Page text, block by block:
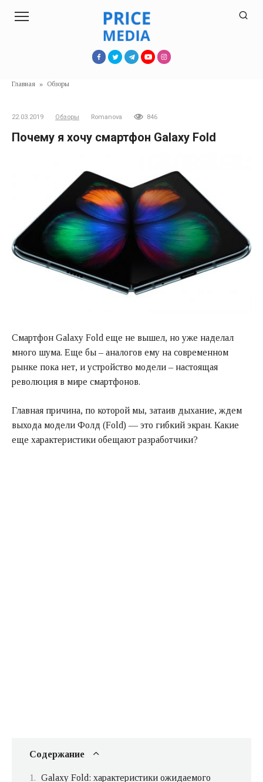
Главная » Обзоры
22.03.2019 Обзоры Romanova 846
Почему я хочу смартфон Galaxy Fold
Смартфон Galaxy Fold еще не вышел, но уже наделал
много шума. Еще бы – аналогов ему на современном
рынке пока нет, и устройство модели – настоящая
революция в мире смартфонов.
Главная причина, по которой мы, затаив дыхание, ждем
выхода модели Фолд (Fold) — это гибкий экран. Какие
еще характеристики обещают разработчики?
Содержание
Galaxy Fold: характеристики ожидаемого